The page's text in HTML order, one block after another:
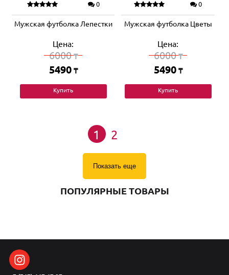
0
Мужская футболка Лепестки
Цена:
6000₸
5490 ₸
Купить
0
Мужская футболка Цветы
Цена:
6000₸
5490 ₸
Купить
1 2
Показать еще
ПОПУЛЯРНЫЕ ТОВАРЫ